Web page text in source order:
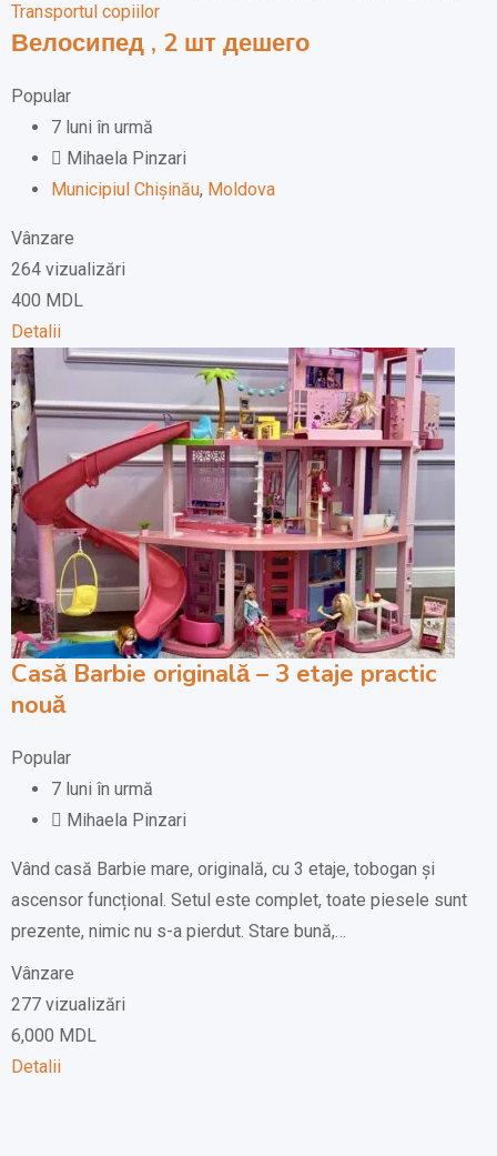
Transportul copiilor
Велосипед , 2 шт дешего
Popular
7 luni în urmă
Mihaela Pinzari
Municipiul Chișinău, Moldova
Vânzare
264 vizualizări
400 MDL
Detalii
Casă Barbie originală – 3 etaje practic
nouă
Popular
7 luni în urmă
Mihaela Pinzari
Vând casă Barbie mare, originală, cu 3 etaje, tobogan și
ascensor funcțional. Setul este complet, toate piesele sunt
prezente, nimic nu s-a pierdut. Stare bună,…
Vânzare
277 vizualizări
6,000 MDL
Detalii